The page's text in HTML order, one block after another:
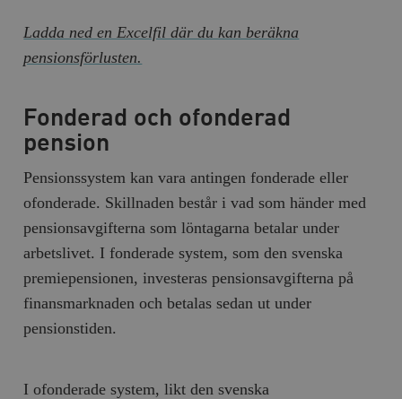
Ladda ned en Excelfil där du kan beräkna
pensionsförlusten.
Fonderad och ofonderad
pension
Pensionssystem kan vara antingen fonderade eller
ofonderade. Skillnaden består i vad som händer med
pensionsavgifterna som löntagarna betalar under
arbetslivet. I fonderade system, som den svenska
premiepensionen, investeras pensionsavgifterna på
finansmarknaden och betalas sedan ut under
pensionstiden.
I ofonderade system, likt den svenska